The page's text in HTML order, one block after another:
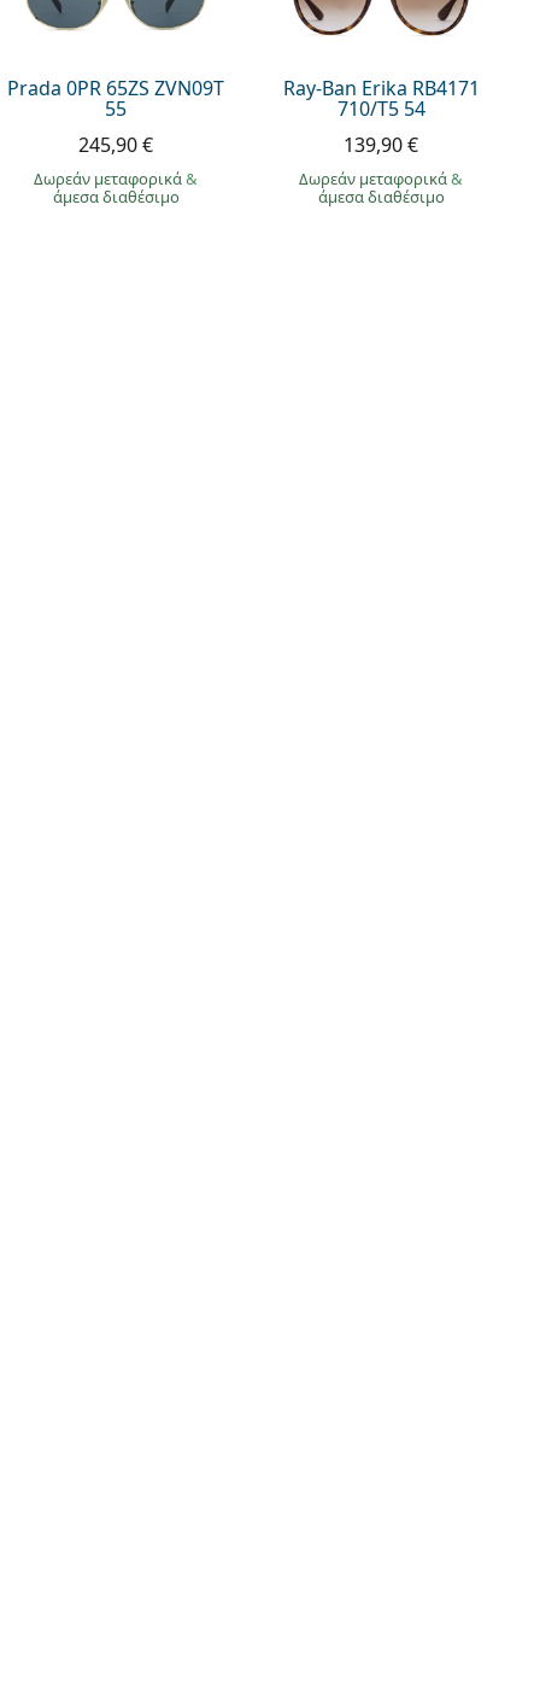
Prada 0PR 65ZS ZVN09T
55
245,90 €
Δωρεάν μεταφορικά&
άμεσα διαθέσιμο
Ray-Ban Erika RB4171
710/T5 54
139,90 €
Δωρεάν μεταφορικά&
άμεσα διαθέσιμο